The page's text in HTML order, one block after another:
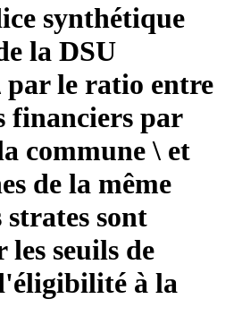
synthétique
la DSU
par le ratio entre
financiers par
commune \ et
de la même
strates sont
seuils de
à la